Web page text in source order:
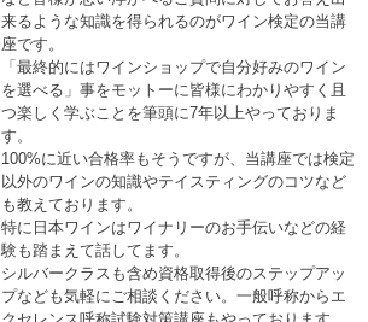
来るような知識を得られるのがワイン検定の当講
座です。
「最終的にはワインショップで自分好みのワイン
を選べる」事をモットーに皆様にわかりやすく且
つ楽しく学ぶことを筆頭に7年以上やっておりま
す。
100%に近い合格率もそうですが、当講座では検定
以外のワインの知識やテイスティングのコツなど
も教えております。
特に日本ワインはワイナリーのお手伝いなどの経
験も踏まえて話してます。
シルバークラスも含め資格取得後のステップアッ
プなども気軽にご相談ください。一般呼称からエ